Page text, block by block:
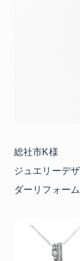
総社市K様
ジュエリーデ
ダーリフォー